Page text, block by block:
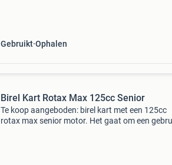
Gebruikt Ophalen
Birel Kart Rotax Max 125cc Senior
Te koop aangeboden: birel kart met een 125cc
rotax max senior motor. Het gaat om een